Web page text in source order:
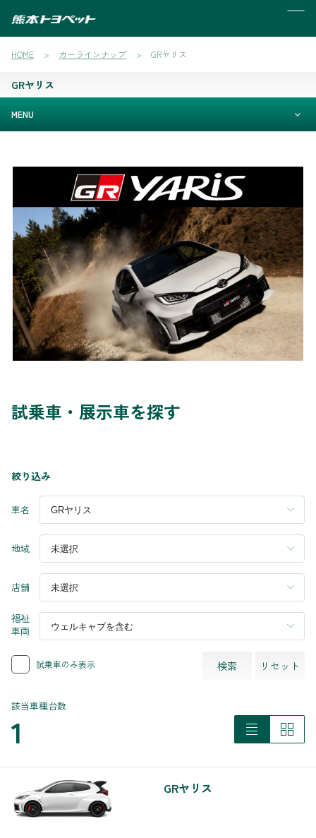
HOME カーラインナップ GRヤリス
GRヤリス
MENU
試乗車・展示車を探す
絞り込み
車名
地域
店舗
福祉
車両
試乗車のみ表示 検索 リセット
該当車種台数
1
GRヤリス